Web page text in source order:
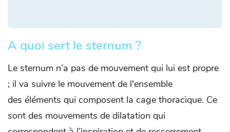
A quoi sert le sternum ?
Le sternum n’a pas de mouvement qui lui est propre
; il va suivre le mouvement de l'ensemble
des éléments qui composent la cage thoracique. Ce
sont des mouvements de dilatation qui